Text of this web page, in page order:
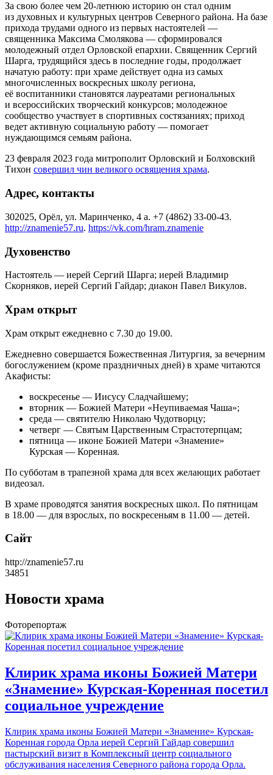
За свою более чем 20-летнюю историю он стал одним
из духовных и культурных центров Северного района. На базе
прихода трудами одного из первых настоятелей —
священника Максима Смолякова — сформировался
молодежный отдел Орловской епархии. Священник Сергий
Шарга, трудящийся здесь в последние годы, продолжает
начатую работу: при храме действует одна из самых
многочисленных воскресных школу региона,
её воспитанники становятся лауреатами региональных
и всероссийских творческий конкурсов; молодежное
сообщество участвует в спортивных состязаниях; приход
ведет активную социальную работу — помогает
нуждающимся семьям района.
23 февраля 2023 года митрополит Орловский и Болховский
Тихон совершил чин великого освящения храма.
Адрес, контакты
302025, Орёл, ул. Маринченко, 4 a. +7 (4862) 33-00-43.
http://znamenie57.ru. https://vk.com/hram.znamenie
Духовенство
Настоятель — иерей Сергий Шарга; иерей Владимир
Скорняков, иерей Сергий Гайдар; диакон Павел Викулов.
Храм открыт
Храм открыт ежедневно с 7.30 до 19.00.
Ежедневно совершается Божественная Литургия, за вечерним
богослужением (кроме праздничных дней) в храме читаются
Акафисты:
воскресенье — Иисусу Сладчайшему;
вторник — Божией Матери «Неупиваемая Чаша»;
среда — святителю Николаю Чудотворцу;
четверг — Святым Царственным Страстотерпцам;
пятница — иконе Божией Матери «Знамение»
Курская — Коренная.
По субботам в трапезной храма для всех желающих работает
видеозал.
В храме проводятся занятия воскресных школ. По пятницам
в 18.00 — для взрослых, по воскресеньям в 11.00 — детей.
Сайт
http://znamenie57.ru
34851
Новости храма
Фоторепортаж
Клирик храма иконы Божией Матери
«Знамение» Курская-Коренная посетил
социальное учреждение
Клирик храма иконы Божией Матери «Знамение» Курская-
Коренная города Орла иерей Сергий Гайдар совершил
пастырский визит в Комплексный центр социального
обслуживания населения Северного района города Орла.